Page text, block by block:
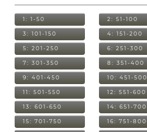
1: 1-50 2: 51-100
3: 101-150 4: 151-200
5: 201-250 6: 251-300
7: 301-350 8: 351-400
9: 401-450 10: 451-500
11: 501-550 12: 551-600
13: 601-650 14: 651-700
15: 701-750 16: 751-800